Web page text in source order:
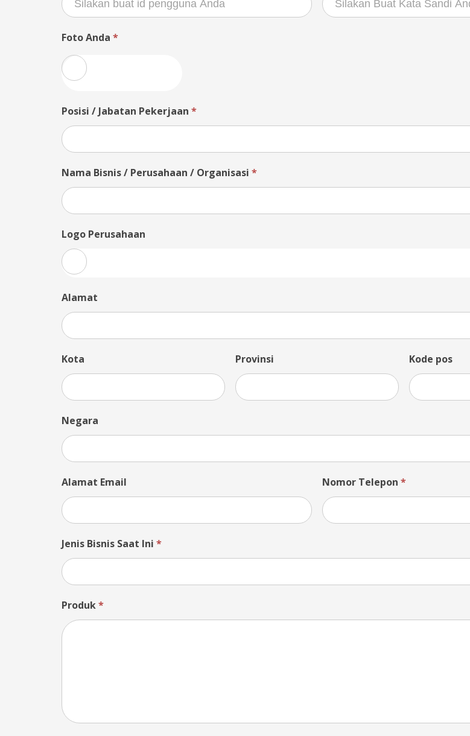
Foto Anda *
Posisi / Jabatan Pekerjaan *
Nama Bisnis / Perusahaan / Organisasi *
Logo Perusahaan
Alamat
Kota Provinsi Kode pos
Negara
Alamat Email Nomor Telepon*
Jenis Bisnis Saat Ini *
Produk*